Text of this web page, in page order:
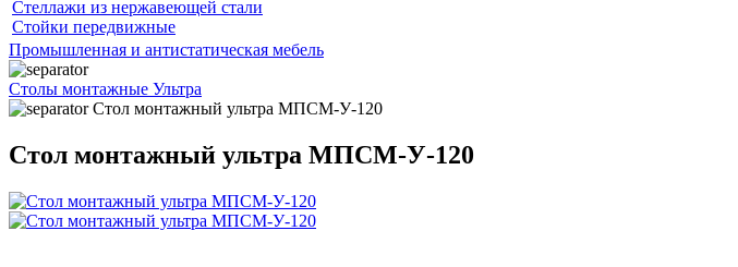
Стеллажи из нержавеющей стали
Стойки передвижные
Промышленная и антистатическая мебель
Столы монтажные Ультра
Стол монтажный ультра МПСМ-У-120
Стол монтажный ультра МПСМ-У-120